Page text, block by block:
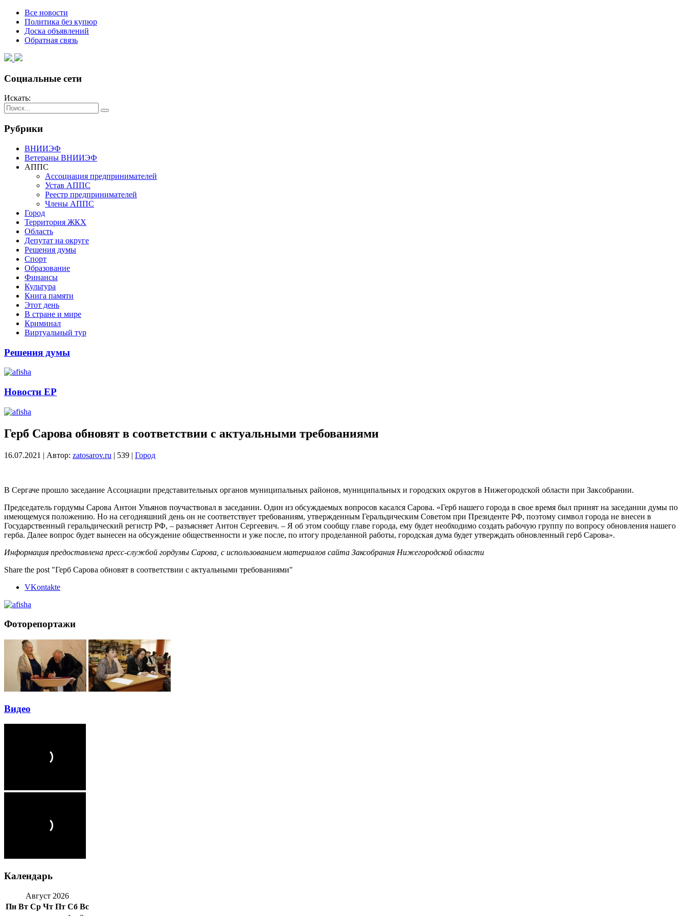
Все новости
Политика без купюр
Доска объявлений
Обратная связь
Социальные сети
Искать:
Рубрики
ВНИИЭФ
Ветераны ВНИИЭФ
АППС
Ассоциация предпринимателей
Устав АППС
Реестр предпринимателей
Члены АППС
Город
Территория ЖКХ
Область
Депутат на округе
Решения думы
Спорт
Образование
Финансы
Культура
Книга памяти
Этот день
В стране и мире
Криминал
Виртуальный тур
Решения думы
Новости ЕР
Герб Сарова обновят в соответствии с актуальными требованиями
16.07.2021 | Автор: zatosarov.ru | 539 | Город
В Сергаче прошло заседание Ассоциации представительных органов муниципальных районов, муниципальных и городских округов в Нижегородской области при Заксобрании.
Председатель гордумы Сарова Антон Ульянов поучаствовал в заседании. Один из обсуждаемых вопросов касался Сарова. «Герб нашего города в свое время был принят на заседании думы по
имеющемуся положению. Но на сегодняшний день он не соответствует требованиям, утвержденным Геральдическим Советом при Президенте РФ, поэтому символ города не внесен в
Государственный геральдический регистр РФ, – разъясняет Антон Сергеевич. – Я об этом сообщу главе города, ему будет необходимо создать рабочую группу по вопросу обновления нашего
герба. Далее вопрос будет вынесен на обсуждение общественности и уже после, по итогу проделанной работы, городская дума будет утверждать обновленный герб Сарова».
Информация предоставлена пресс-службой гордумы Сарова, с использованием материалов сайта Заксобрания Нижегородской области
Share the post "Герб Сарова обновят в соответствии с актуальными требованиями"
VKontakte
Фоторепортажи
Видео
Календарь
Август 2026
Пн Вт Ср Чт Пт Сб Вс